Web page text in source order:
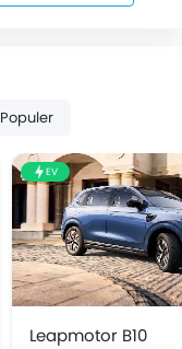
Populer
EV
Leapmotor B10